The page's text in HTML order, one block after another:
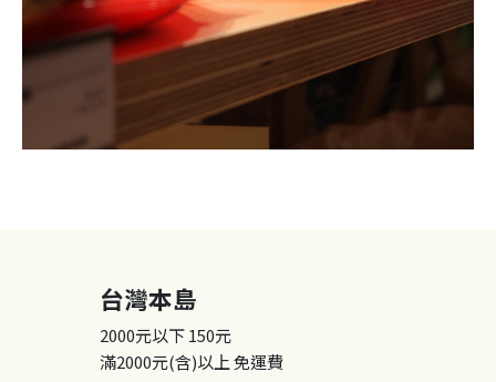
台灣本島
2000元以下150元
滿2000元(含)以上免運費